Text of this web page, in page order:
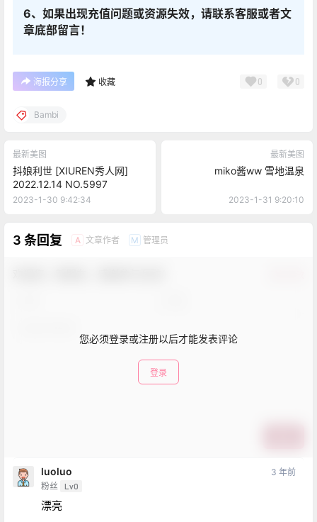
6、如果出现充值问题或资源失效，请联系客服或者文
章底部留言！
海报分享 收藏 0 0
Bambi
最新美图
抖娘利世 [XIUREN秀人网]
2022.12.14 NO.5997
2023-1-30 9:42:34
最新美图
miko酱ww 雪地温泉
2023-1-31 9:20:10
3 条回复 A 文章作者 M 管理员
您必须登录或注册以后才能发表评论
登录
luoluo
粉丝 Lv0
3 年前
漂亮